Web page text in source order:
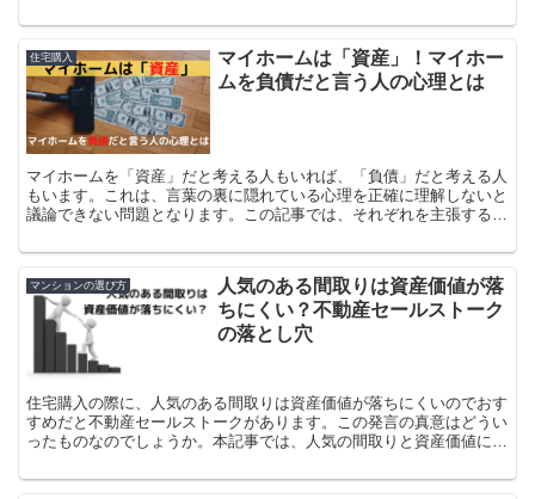
住宅購入
マイホームは「資産」！マイホー
ムを負債だと言う人の心理とは
マイホームを「資産」だと考える人もいれば、「負債」だと考える人
もいます。これは、言葉の裏に隠れている心理を正確に理解しないと
議論できない問題となります。この記事では、それぞれを主張する人
ついて解説します。
マンションの選び方
人気のある間取りは資産価値が落
ちにくい？不動産セールストーク
の落とし穴
住宅購入の際に、人気のある間取りは資産価値が落ちにくいのでおす
すめだと不動産セールストークがあります。この発言の真意はどうい
ったものなのでしょうか。本記事では、人気の間取りと資産価値につ